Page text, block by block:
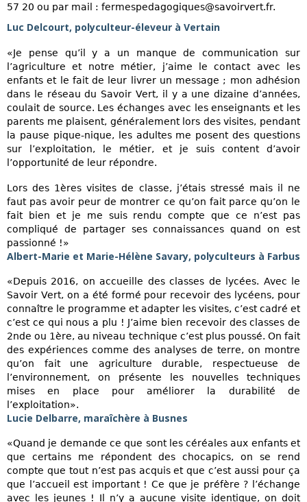
57 20 ou par mail : fermespedagogiques@savoirvert.fr.
Luc Delcourt, polyculteur-éleveur à Vertain
«Je pense qu’il y a un manque de communication sur
l’agriculture et notre métier, j’aime le contact avec les
enfants et le fait de leur livrer un message ; mon adhésion
dans le réseau du Savoir Vert, il y a une dizaine d’années,
coulait de source. Les échanges avec les enseignants et les
parents me plaisent, généralement lors des visites, pendant
la pause pique-nique, les adultes me posent des questions
sur l’exploitation, le métier, et je suis content d’avoir
l’opportunité de leur répondre.
Lors des 1ères visites de classe, j’étais stressé mais il ne
faut pas avoir peur de montrer ce qu’on fait parce qu’on le
fait bien et je me suis rendu compte que ce n’est pas
compliqué de partager ses connaissances quand on est
passionné !»
Albert-Marie et Marie-Hélène Savary, polyculteurs à Farbus
«Depuis 2016, on accueille des classes de lycées. Avec le
Savoir Vert, on a été formé pour recevoir des lycéens, pour
connaître le programme et adapter les visites, c’est cadré et
c’est ce qui nous a plu ! J’aime bien recevoir des classes de
2nde ou 1ère, au niveau technique c’est plus poussé. On fait
des expériences comme des analyses de terre, on montre
qu’on fait une agriculture durable, respectueuse de
l’environnement, on présente les nouvelles techniques
mises en place pour améliorer la durabilité de
l’exploitation».
Lucie Delbarre, maraîchère à Busnes
«Quand je demande ce que sont les céréales aux enfants et
que certains me répondent des chocapics, on se rend
compte que tout n’est pas acquis et que c’est aussi pour ça
que l’accueil est important ! Ce que je préfère ? l’échange
avec les jeunes ! Il n’y a aucune visite identique, on doit